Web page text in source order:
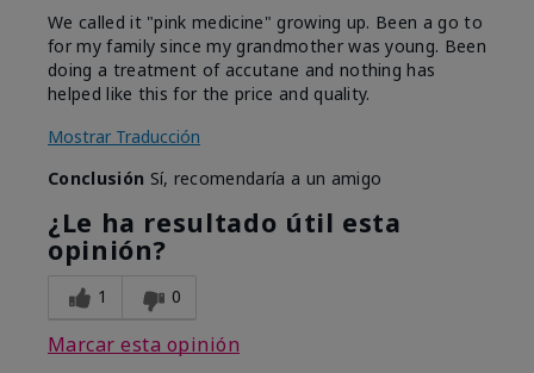
We called it "pink medicine" growing up. Been a go to
for my family since my grandmother was young. Been
doing a treatment of accutane and nothing has
helped like this for the price and quality.
Mostrar Traducción
Conclusión Sí, recomendaría a un amigo
¿Le ha resultado útil esta
opinión?
1 0
Marcar esta opinión